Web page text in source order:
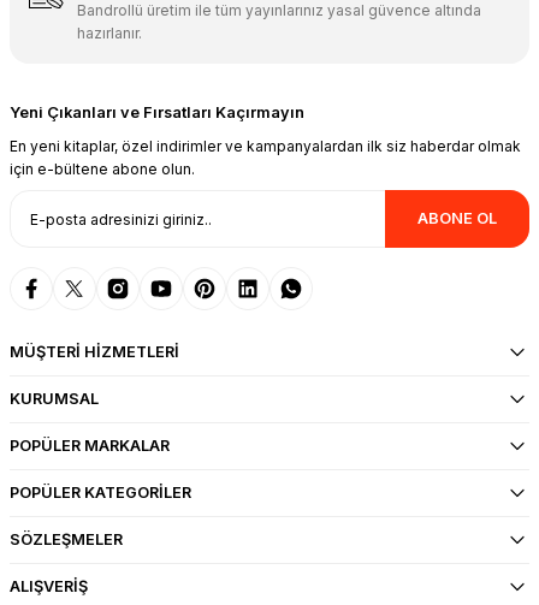
Bandrollü üretim ile tüm yayınlarınız yasal güvence altında
hazırlanır.
Yeni Çıkanları ve Fırsatları Kaçırmayın
En yeni kitaplar, özel indirimler ve kampanyalardan ilk siz haberdar olmak
için e-bültene abone olun.
ABONE OL
MÜŞTERİ HİZMETLERİ
KURUMSAL
POPÜLER MARKALAR
POPÜLER KATEGORİLER
SÖZLEŞMELER
ALIŞVERİŞ